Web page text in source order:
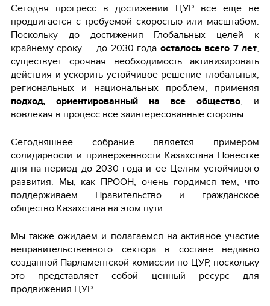
Сегодня прогресс в достижении ЦУР все еще не
продвигается с требуемой скоростью или масштабом.
Поскольку до достижения Глобальных целей к
крайнему сроку — до 2030 года осталось всего 7 лет,
существует срочная необходимость активизировать
действия и ускорить устойчивое решение глобальных,
региональных и национальных проблем, применяя
подход, ориентированный на все общество, и
вовлекая в процесс все заинтересованные стороны.
Сегодняшнее собрание является примером
солидарности и приверженности Казахстана Повестке
дня на период до 2030 года и ее Целям устойчивого
развития. Мы, как ПРООН, очень гордимся тем, что
поддерживаем Правительство и гражданское
общество Казахстана на этом пути.
Мы также ожидаем и полагаемся на активное участие
неправительственного сектора в составе недавно
созданной Парламентской комиссии по ЦУР, поскольку
это представляет собой ценный ресурс для
продвижения ЦУР.